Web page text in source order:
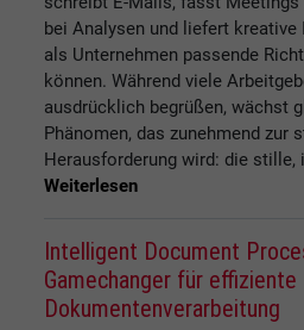
bei Analysen und liefert
als Unternehmen passende
können. Während viele
ausdrücklich begrüßen, wächst
Phänomen, das zunehmend zur
Herausforderung wird: die stille,
Weiterlesen
Intelligent Document
Gamechanger für effiziente
Dokumentenverarbeitung